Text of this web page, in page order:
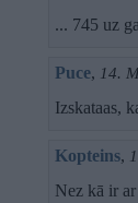
... 745 uz
Puce, 14.
Izskataas,
Kopteins,
Nez kā ir